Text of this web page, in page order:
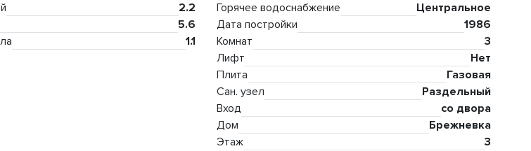
2.2
5.6
1.1
Горячее водоснабжение
Центральное
Дата постройки
1986
Комнат
3
Лифт
Нет
Плита
Газовая
Сан. узел
Раздельный
Вход
со двора
Дом
Брежневка
Этаж
3